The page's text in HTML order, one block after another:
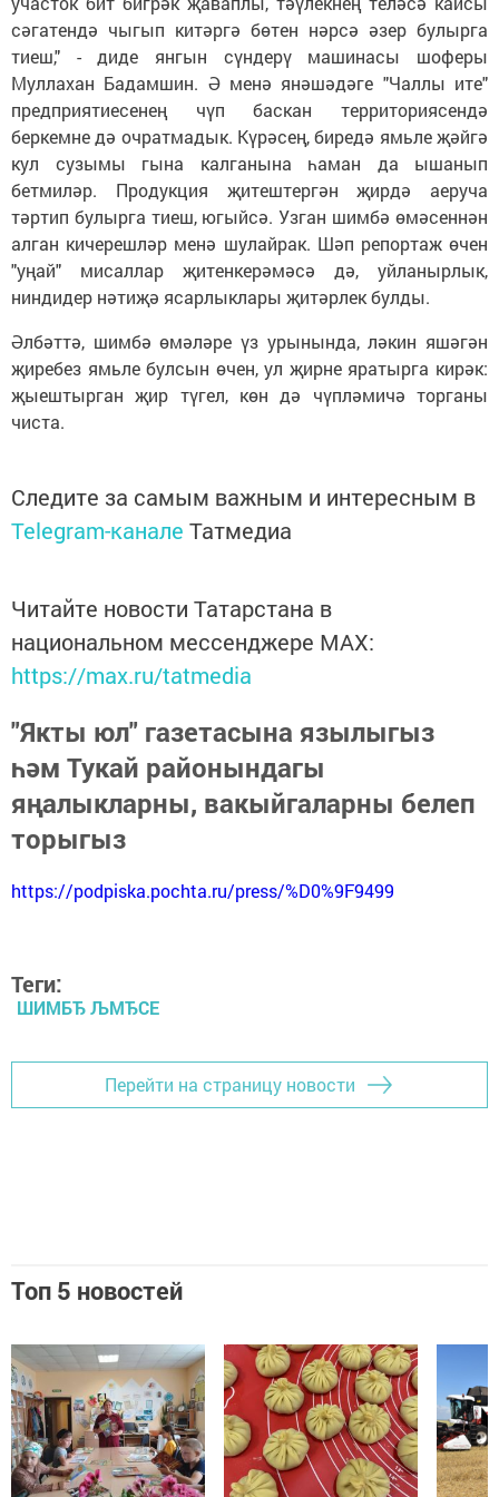
сәгатендә чыгып китәргә бөтен нәрсә әзер булырга
тиеш," - диде янгын сүндерү машинасы шоферы
Муллахан Бадамшин. Ә менә янәшәдәге "Чаллы ите"
предприятиесенең чүп баскан территориясендә
беркемне дә очратмадык. Күрәсең, биредә ямьле җәйгә
кул сузымы гына калганына һаман да ышанып
бетмиләр. Продукция җитештергән җирдә аеруча
тәртип булырга тиеш, югыйсә. Узган шимбә өмәсеннән
алган кичерешләр менә шулайрак. Шәп репортаж өчен
"уңай" мисаллар җитенкерәмәсә дә, уйланырлык,
ниндидер нәтиҗә ясарлыклары җитәрлек булды.
Әлбәттә, шимбә өмәләре үз урынында, ләкин яшәгән
җиребез ямьле булсын өчен, ул җирне яратырга кирәк:
җыештырган җир түгел, көн дә чүпләмичә торганы
чиста.
Следите за самым важным и интересным в
Telegram-канале Татмедиа
Читайте новости Татарстана в
национальном мессенджере MАХ:
https://max.ru/tatmedia
"Якты юл" газетасына язылыгыз
һәм Тукай районындагы
яңалыкларны, вакыйгаларны белеп
торыгыз
https://podpiska.pochta.ru/press/%D0%9F9499
Теги:
ШИМБЂ ЉМЂСЕ
Перейти на страницу новости
Топ 5 новостей